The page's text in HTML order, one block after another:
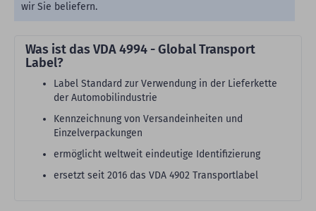
wir Sie beliefern.
Was ist das VDA 4994 - Global Transport
Label?
Label Standard zur Verwendung in der Lieferkette
der Automobilindustrie
Kennzeichnung von Versandeinheiten und
Einzelverpackungen
ermöglicht weltweit eindeutige Identifizierung
ersetzt seit 2016 das VDA 4902 Transportlabel